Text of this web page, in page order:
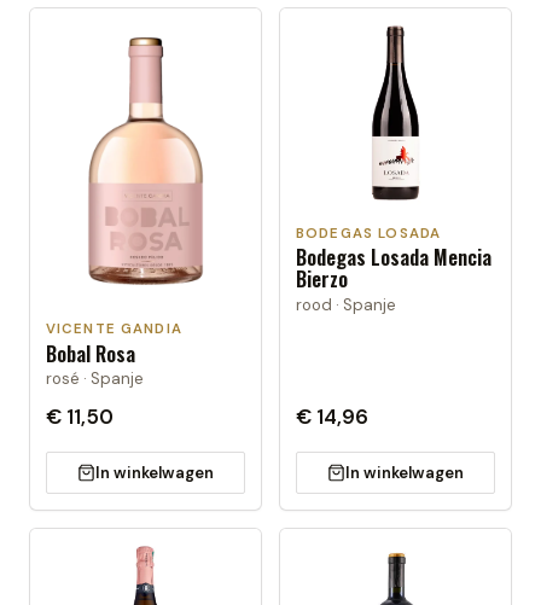
VICENTE GANDIA
Bobal Rosa
rosé · Spanje
€ 11,50
In winkelwagen
BODEGAS LOSADA
Bodegas Losada Mencia
Bierzo
rood · Spanje
€ 14,96
In winkelwagen